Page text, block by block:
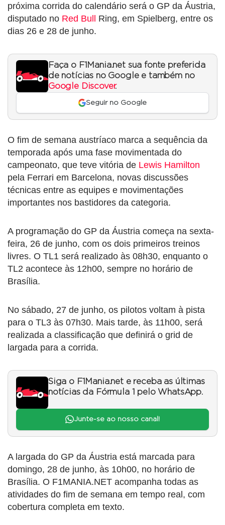
próxima corrida do calendário será o GP da Áustria,
disputado no Red Bull Ring, em Spielberg, entre os
dias 26 e 28 de junho.
Faça o F1Mania.net sua fonte preferida
de notícias no Google e também no
Google Discover.
Seguir no Google
O fim de semana austríaco marca a sequência da
temporada após uma fase movimentada do
campeonato, que teve vitória de Lewis Hamilton
pela Ferrari em Barcelona, novas discussões
técnicas entre as equipes e movimentações
importantes nos bastidores da categoria.
A programação do GP da Áustria começa na sexta-
feira, 26 de junho, com os dois primeiros treinos
livres. O TL1 será realizado às 08h30, enquanto o
TL2 acontece às 12h00, sempre no horário de
Brasília.
No sábado, 27 de junho, os pilotos voltam à pista
para o TL3 às 07h30. Mais tarde, às 11h00, será
realizada a classificação que definirá o grid de
largada para a corrida.
Siga o F1Mania.net e receba as últimas
notícias da Fórmula 1 pelo WhatsApp.
Junte-se ao nosso canal!
A largada do GP da Áustria está marcada para
domingo, 28 de junho, às 10h00, no horário de
Brasília. O F1MANIA.NET acompanha todas as
atividades do fim de semana em tempo real, com
cobertura completa em texto.